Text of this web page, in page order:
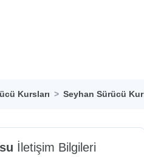
Kursları Seyhan Sürücü
İletişim Bilgileri